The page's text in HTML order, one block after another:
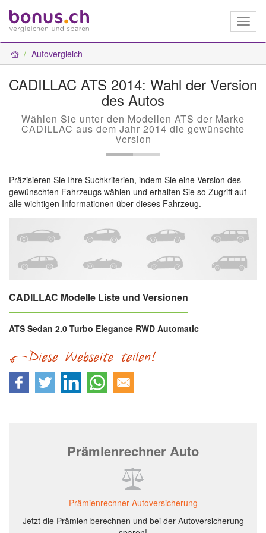
Autovergleich
CADILLAC ATS 2014: Wahl der Version
des Autos
Wählen Sie unter den Modellen ATS der Marke
CADILLAC aus dem Jahr 2014 die gewünschte
Version
Präzisieren Sie Ihre Suchkriterien, indem Sie eine Version des
gewünschten Fahrzeugs wählen und erhalten Sie so Zugriff auf
alle wichtigen Informationen über dieses Fahrzeug.
CADILLAC Modelle Liste und Versionen
ATS Sedan 2.0 Turbo Elegance RWD Automatic
Prämienrechner Auto
Prämienrechner Autoversicherung
Jetzt die Prämien berechnen und bei der Autoversicherung